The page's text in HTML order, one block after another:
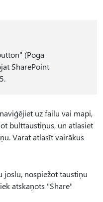
(Poga
SharePoint
uz failu vai mapi,
bulttaustiņus, un atlasiet
Varat atlasīt vairākus
joslu, nospiežot taustiņu
atskaņots "Share"